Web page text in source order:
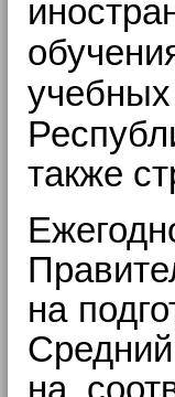
также
на